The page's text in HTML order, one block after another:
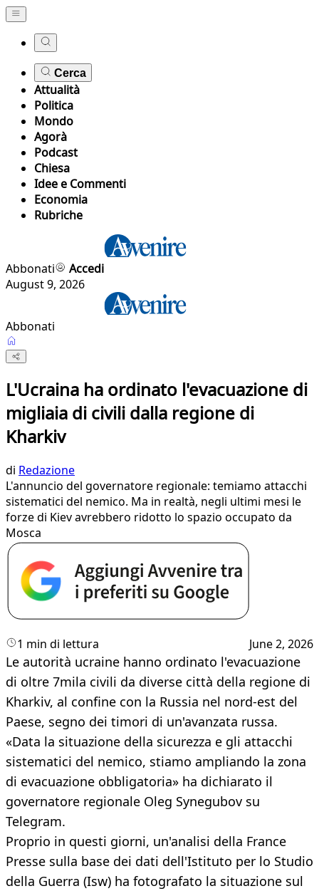
Cerca
Attualità
Politica
Mondo
Agorà
Podcast
Chiesa
Idee e Commenti
Economia
Rubriche
Abbonati
Accedi
August 9, 2026
Abbonati
L'Ucraina ha ordinato l'evacuazione di
migliaia di civili dalla regione di
Kharkiv
di Redazione
L'annuncio del governatore regionale: temiamo attacchi
sistematici del nemico. Ma in realtà, negli ultimi mesi le
forze di Kiev avrebbero ridotto lo spazio occupato da
Mosca
1 min di lettura June 2, 2026
Le autorità ucraine hanno ordinato l'evacuazione
di oltre 7mila civili da diverse città della regione di
Kharkiv, al confine con la Russia nel nord-est del
Paese, segno dei timori di un'avanzata russa.
«Data la situazione della sicurezza e gli attacchi
sistematici del nemico, stiamo ampliando la zona
di evacuazione obbligatoria» ha dichiarato il
governatore regionale Oleg Synegubov su
Telegram.
Proprio in questi giorni, un'analisi della France
Presse sulla base dei dati dell'Istituto per lo Studio
della Guerra (Isw) ha fotografato la situazione sul